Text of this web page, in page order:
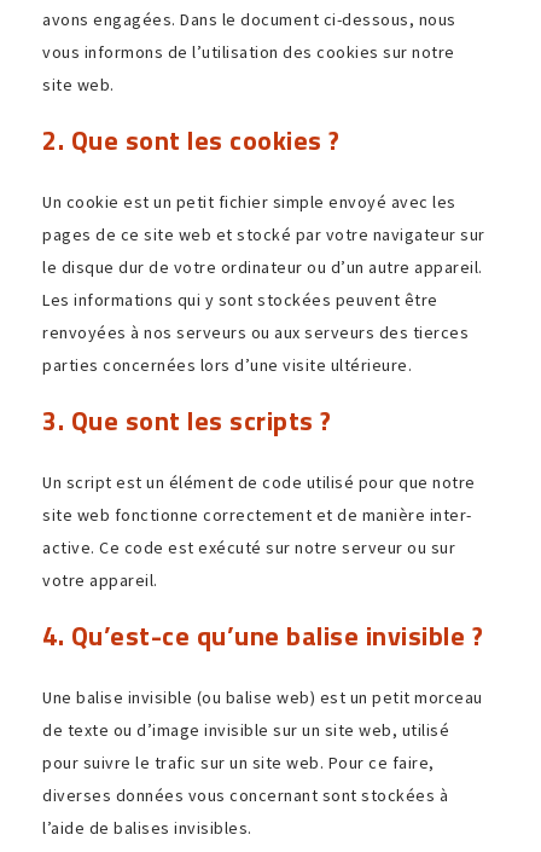
avons enga­gées. Dans le docu­ment ci-dessous, nous
vous infor­mons de l’utilisation des cookies sur notre
site web.
2. Que sont les cookies ?
Un cookie est un petit fichier simple envoyé avec les
pages de ce site web et stocké par votre navi­ga­teur sur
le disque dur de votre ordi­na­teur ou d’un autre appa­reil.
Les infor­ma­tions qui y sont stockées peuvent être
renvoyées à nos serveurs ou aux serveurs des tierces
parties concer­nées lors d’une visite ultérieure.
3. Que sont les scripts ?
Un script est un élément de code utilisé pour que notre
site web fonc­tionne correc­te­ment et de manière inter­
ac­tive. Ce code est exécuté sur notre serveur ou sur
votre appareil.
4. Qu’est-ce qu’une balise invisible ?
Une balise invi­sible (ou balise web) est un petit morceau
de texte ou d’image invi­sible sur un site web, utilisé
pour suivre le trafic sur un site web. Pour ce faire,
diverses données vous concer­nant sont stockées à
l’aide de balises invisibles.